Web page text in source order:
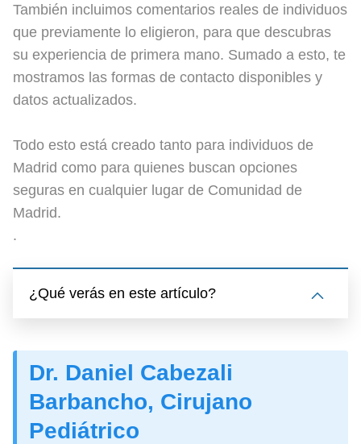
También incluimos comentarios reales de individuos
que previamente lo eligieron, para que descubras
su experiencia de primera mano. Sumado a esto, te
mostramos las formas de contacto disponibles y
datos actualizados.
Todo esto está creado tanto para individuos de
Madrid como para quienes buscan opciones
seguras en cualquier lugar de Comunidad de
Madrid.
.
¿Qué verás en este artículo?
Dr. Daniel Cabezali
Barbancho, Cirujano
Pediátrico